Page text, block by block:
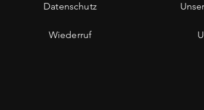
Datenschutz
Wiederruf